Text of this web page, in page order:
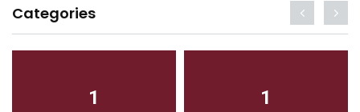
Categories
1 1